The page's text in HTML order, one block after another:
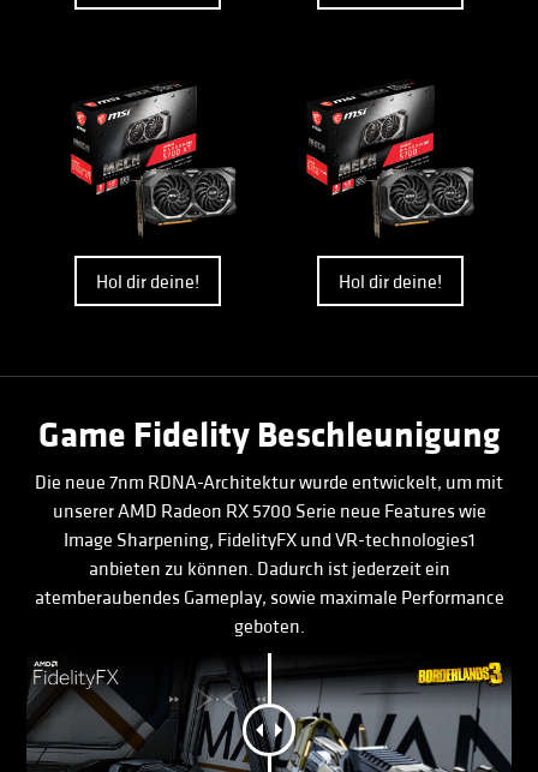
Hol dir deine! Hol dir deine!
Game Fidelity Beschleunigung
Die neue 7nm RDNA-Architektur wurde entwickelt, um mit
unserer AMD Radeon RX 5700 Serie neue Features wie
Image Sharpening, FidelityFX und VR-technologies1
anbieten zu können. Dadurch ist jederzeit ein
atemberaubendes Gameplay, sowie maximale Performance
geboten.